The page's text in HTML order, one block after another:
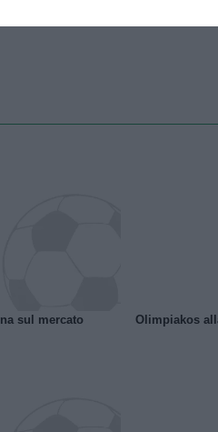
il Borussia
sul mercato Olimpiakos